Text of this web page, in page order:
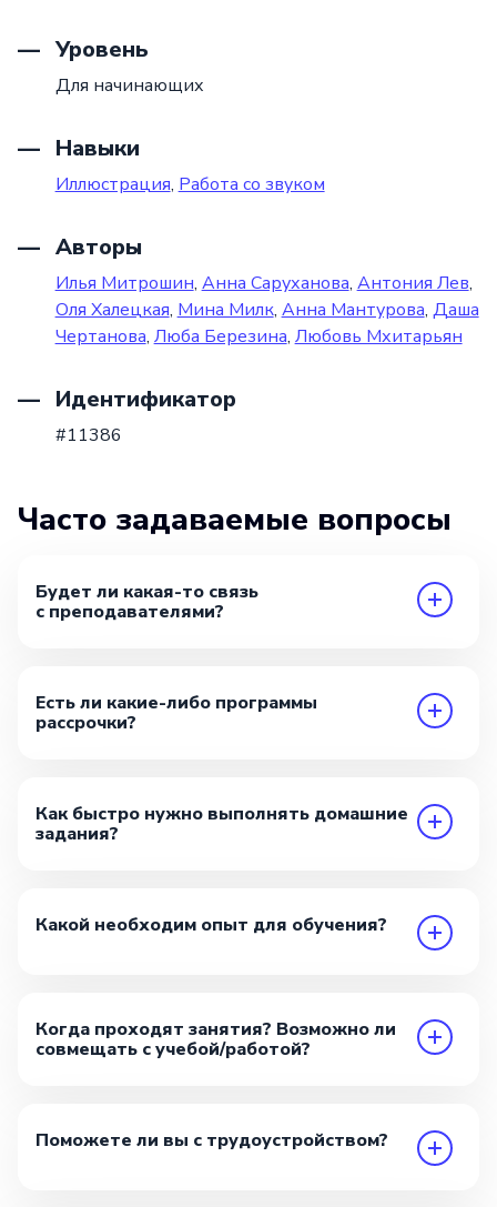
Уровень
Для начинающих
Навыки
Иллюстрация, Работа со звуком
Авторы
Илья Митрошин, Анна Саруханова, Антония Лев,
Оля Халецкая, Мина Милк, Анна Мантурова, Даша
Чертанова, Люба Березина, Любовь Мхитарьян
Идентификатор
#11386
Часто задаваемые вопросы
Будет ли какая-то связь
с преподавателями?
Есть ли какие-либо программы
рассрочки?
Как быстро нужно выполнять домашние
задания?
Какой необходим опыт для обучения?
Когда проходят занятия? Возможно ли
совмещать с учебой/работой?
Поможете ли вы с трудоустройством?